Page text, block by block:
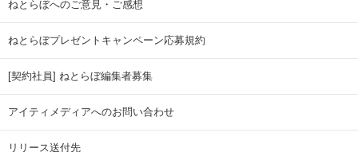
ねとらぼへのご意見・ご感想
ねとらぼプレゼントキャンペーン応募規約
[契約社員] ねとらぼ編集者募集
アイティメディアへのお問い合わせ
リリース送付先